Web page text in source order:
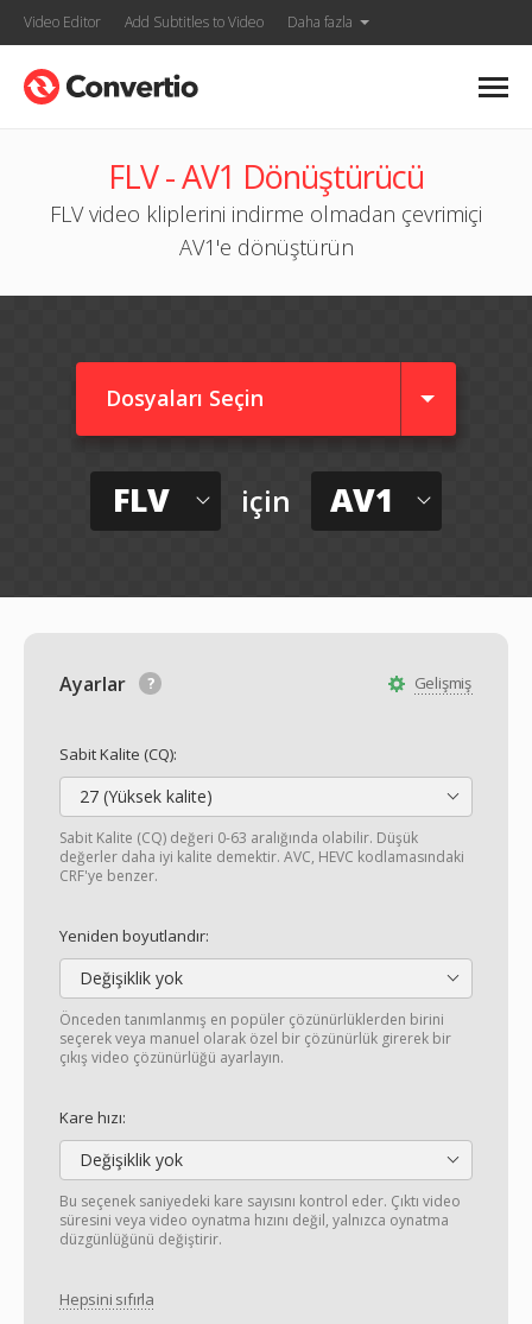
Video Editor Add Subtitles to Video Daha fazla
FLV - AV1 Dönüştürücü
FLV video kliplerini indirme olmadan çevrimiçi
AV1'e dönüştürün
Dosyaları Seçin
FLV için AV1
Gelişmiş
Ayarlar
Sabit Kalite (CQ):
27 (Yüksek kalite)
Sabit Kalite (CQ) değeri 0-63 aralığında olabilir. Düşük
değerler daha iyi kalite demektir. AVC, HEVC kodlamasındaki
CRF'ye benzer.
Yeniden boyutlandır:
Değişiklik yok
Önceden tanımlanmış en popüler çözünürlüklerden birini
seçerek veya manuel olarak özel bir çözünürlük girerek bir
çıkış video çözünürlüğü ayarlayın.
Kare hızı:
Değişiklik yok
Bu seçenek saniyedeki kare sayısını kontrol eder. Çıktı video
süresini veya video oynatma hızını değil, yalnızca oynatma
düzgünlüğünü değiştirir.
Hepsini sıfırla